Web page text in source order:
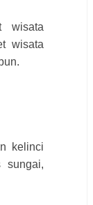
wisata
wisata
kelinci
sungai,